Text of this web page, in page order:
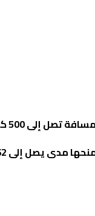
مدى يصل إلى 462 كم